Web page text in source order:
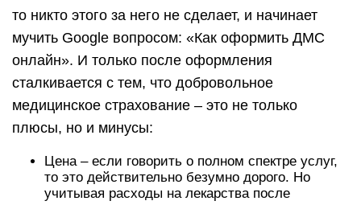
то никто этого за него не сделает, и начинает
мучить Google вопросом: «Как оформить ДМС
онлайн». И только после оформления
сталкивается с тем, что добровольное
медицинское страхование – это не только
плюсы, но и минусы:
Цена – если говорить о полном спектре услуг,
то это действительно безумно дорого. Но
учитывая расходы на лекарства после